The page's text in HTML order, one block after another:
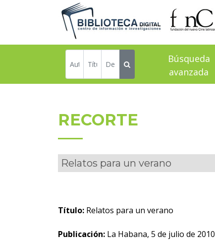
Búsqueda
avanzada
RECORTE
Relatos para un verano
Título: Relatos para un verano
Publicación: La Habana, 5 de julio de 2010